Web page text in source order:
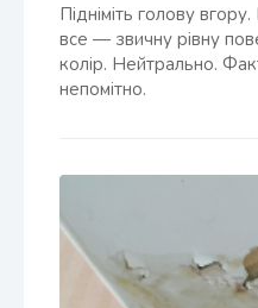
Підніміть голову
все — звичну рівну
колір. Нейтрально.
непомітно.